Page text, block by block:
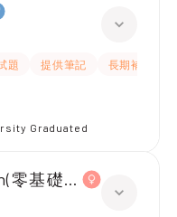
題 提供筆記
長期補習
Graduated
基礎, 會話)